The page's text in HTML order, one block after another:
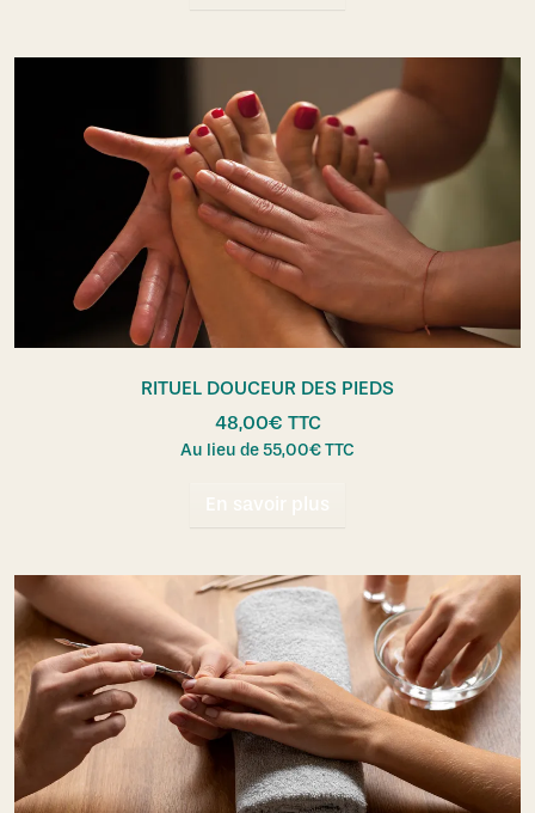
RITUEL DOUCEUR DES PIEDS
48,00€ TTC
Au lieu de55,00€TTC
En savoir plus